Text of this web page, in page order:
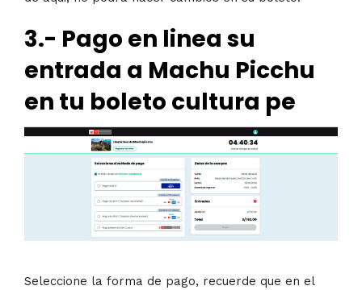
3.- Pago en linea su
entrada a Machu Picchu
en tu boleto cultura pe
Seleccione la forma de pago, recuerde que en el